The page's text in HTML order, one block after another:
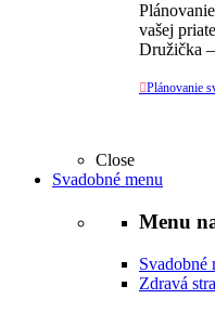
vašej
Družička
Plánovanie
Close
Svadobné menu
Menu
Svadobné
Zdravá